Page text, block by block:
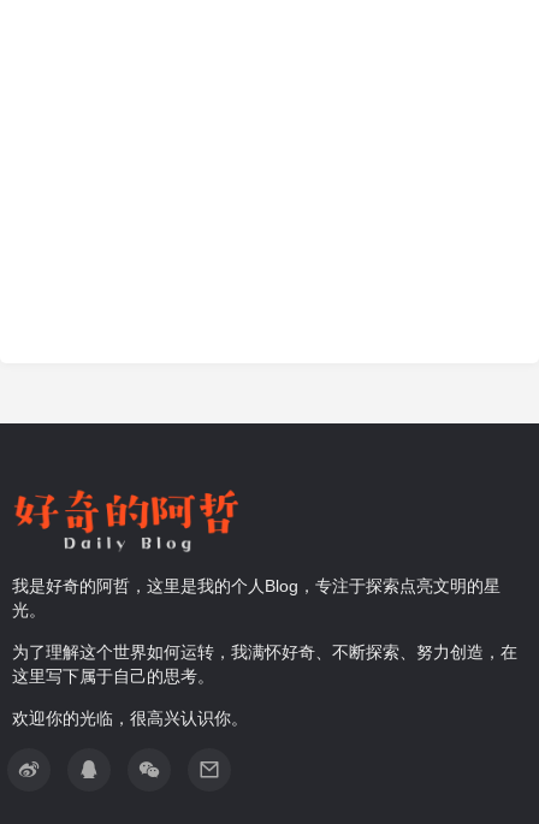
我是好奇的阿哲，这里是我的个人Blog，专注于探索点亮文明的星
光。
为了理解这个世界如何运转，我满怀好奇、不断探索、努力创造，在
这里写下属于自己的思考。
欢迎你的光临，很高兴认识你。